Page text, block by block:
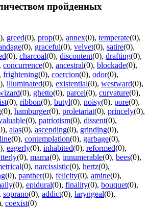
пройденных
, greed(0), prop(0), annex(0), temperate(0),
(0), graceful(0), velvet(0), satire(0),
(0), charcoal(0), discontent(0), drafting(0),
, concurrence(0), ancestral(0), blockade(0),
, frightening(0), coercion(0), odor(0),
, illuminated(0), existential(0), westward(0),
(0), ghetto(0), parcel(0), curvature(0),
(0), ribbon(0), butyl(0), noisy(0), pore(0),
(0), hamburger(0), proletariat(0), princely(0),
(0), patriotism(0), dissent(0),
, alas(0), ascending(0), grinding(0),
(0), contemplation(0), garbage(0),
, eagerly(0), inhabited(0), reformed(0),
(0), mama(0), innumerable(0), bees(0),
(0), narcissistic(0), hertz(0),
(0), panther(0), felicity(0), amine(0),
(0), epidural(0), finality(0), bouquet(0),
, soprano(0), addict(0), laryngeal(0),
, coexist(0)